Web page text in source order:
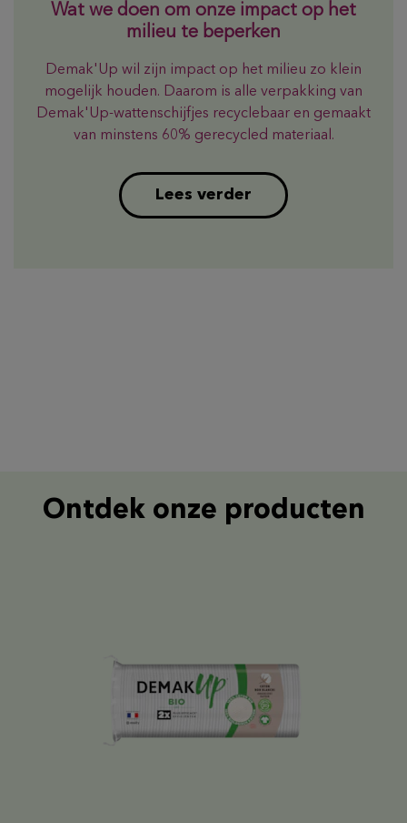
Wat we doen om onze impact op het
milieu te beperken
Demak'Up wil zijn impact op het milieu zo klein
mogelijk houden. Daarom is alle verpakking van
Demak'Up-wattenschijfjes recyclebaar en gemaakt
van minstens 60% gerecycled materiaal.
Lees verder
Ontdek onze producten